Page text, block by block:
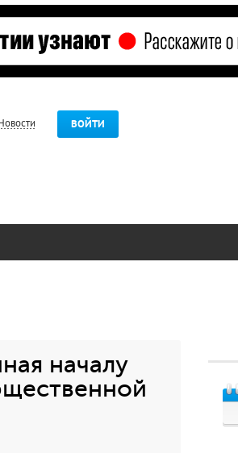
ВОЙТИ
началу